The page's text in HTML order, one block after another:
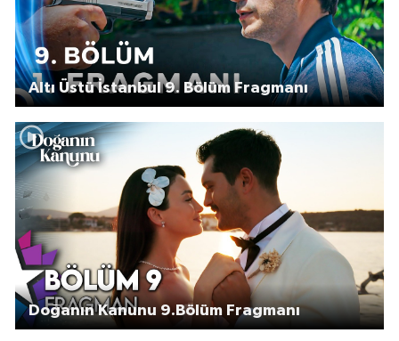
Altı Üstü İstanbul 9. Bölüm Fragmanı
Doğanın Kanunu 9.Bölüm Fragmanı